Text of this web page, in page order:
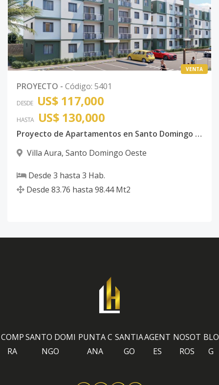
VENTA
PROYECTO - Código: 5401
DESDE US$ 117,000
HASTA US$ 130,000
Proyecto de Apartamentos en Santo Domingo Oeste
Villa Aura, Santo Domingo Oeste
Desde 3 hasta 3 Hab.
Desde 83.76 hasta 98.44 Mt2
COMP
RA
SANTO DOMI
NGO
PUNTA C
ANA
SANTIA
GO
AGENT
ES
NOSOT
ROS
BLO
G